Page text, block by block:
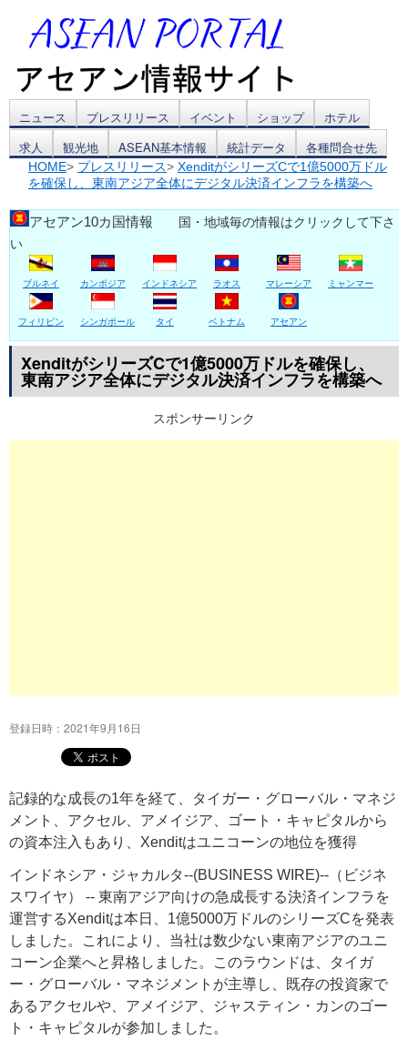
コ
ン
テ
ン
ツ
へ
ス
キ
ッ
ニュース プレスリリース イベント ショップ
ホテル
求人
観光地 ASEAN基本情報 統計データ 各種問合せ先
HOME> プレスリリース> XenditがシリーズCで1億5000万ドル
を確保し、東南アジア全体にデジタル決済インフラを構築へ
アセアン10カ国情報 国・地域毎の情報はクリックして下さ
い
ブルネイ カンボジア インドネシア ラオス マレーシア ミャンマー
フィリピン シンガポール タイ ベトナム アセアン
XenditがシリーズCで1億5000万ドルを確保し、
東南アジア全体にデジタル決済インフラを構築へ
スポンサーリンク
登録日時：2021年9月16日
記録的な成長の1年を経て、タイガー・グローバル・マネジ
メント、アクセル、アメイジア、ゴート・キャピタルから
の資本注入もあり、Xenditはユニコーンの地位を獲得
インドネシア・ジャカルタ--(BUSINESS WIRE)--（ビジネ
スワイヤ） -- 東南アジア向けの急成長する決済インフラを
運営するXenditは本日、1億5000万ドルのシリーズCを発表
しました。これにより、当社は数少ない東南アジアのユニ
コーン企業へと昇格しました。このラウンドは、タイガ
ー・グローバル・マネジメントが主導し、既存の投資家で
あるアクセルや、アメイジア、ジャスティン・カンのゴー
ト・キャピタルが参加しました。